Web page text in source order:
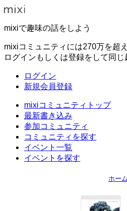
mixiで趣味の話をしよう
mixiコミュニティには270万を超
ログインもしくは登録をして同
ログイン
新規会員登録
mixiコミュニティトップ
最新書き込み
参加コミュニティ
コミュニティを探す
イベント一覧
イベントを探す
ホーム